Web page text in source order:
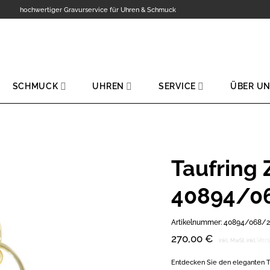
hochwertiger Gravurservice für Uhren & Schmuck
SCHMUCK UHREN SERVICE ÜBER
Taufring
40894/
Artikelnummer: 40894/068/
270,00 € inkl. MwSt. inkl.
Entdecken Sie den eleganten